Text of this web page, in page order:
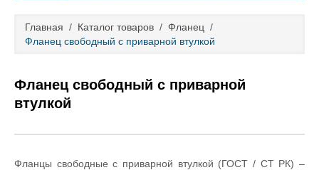
О компании
Каталог товаров
Услуги и работы
Главная / Каталог товаров / Фланец /
Фланец свободный с приварной втулкой
Фланец свободный с приварной
втулкой
Фланцы свободные с приварной втулкой (ГОСТ / СТ РК) –